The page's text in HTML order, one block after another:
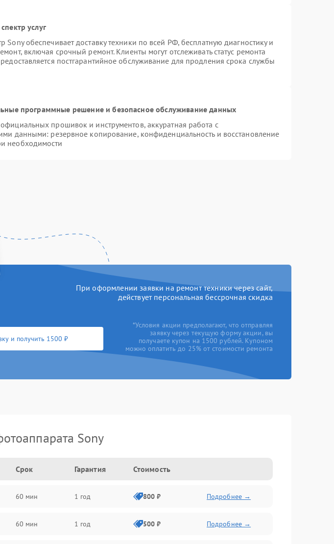
услуг
Sony обеспечивает доставку техники по всей РФ, бесплатную диагностику и
включая срочный ремонт. Клиенты могут отслеживать статус ремонта
постгарантийное обслуживание для продления срока службы
программные решение и безопасное обслуживание данных
прошивок и инструментов, аккуратная работа с
данными: резервное копирование, конфиденциальность и восстановление
необходимости
При оформлении заявки на ремонт техники через сайт,
действует персональная бессрочная скидка
и получить 1500 ₽
*Условия акции предполагают, что отправляя
заявку через текущую форму акции, вы
получаете купон на 1500 рублей. Купоном
можно оплатить до 25% от стоимости ремонта
Sony
Срок Гарантия Стоимость
60 мин 1 год 800 ₽ Подробнее →
60 мин 1 год 500 ₽ Подробнее →